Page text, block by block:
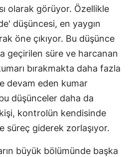
olarak görüyor. Özellikle
düşüncesi, en yaygın
öne çıkıyor. Bu düşünce
geçirilen süre ve harcanan
bırakmakta daha fazla
devam eden kumar
düşünceler daha da
kontrolün kendisinde
süreç giderek zorlaşıyor.
büyük bölümünde başka